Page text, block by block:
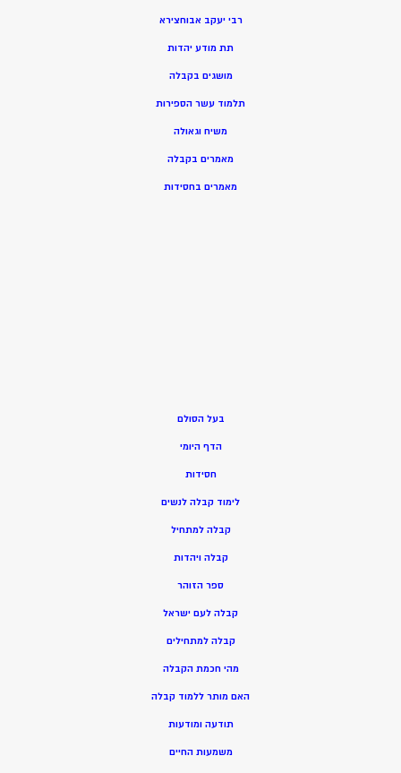
רבי יעקב אבוחצירא
תת מודע יהדות
מושגים בקבלה
תלמוד עשר הספירות
משיח וגאולה
מאמרים בקבלה
מאמרים בחסידות
בעל הסולם
הדף היומי
חסידות
לימוד קבלה לנשים
קבלה למתחיל
קבלה ויהדות
ספר הזוהר
קבלה לעם ישראל
קבלה למתחילים
מהי חכמת הקבלה
האם מותר ללמוד קבלה
תודעה ומודעות
משמעות החיים